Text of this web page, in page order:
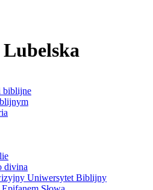
biblijne
divina
Uniwersytet Biblijny